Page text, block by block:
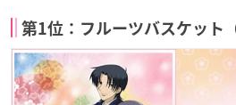
第1位：フルーツバスケット